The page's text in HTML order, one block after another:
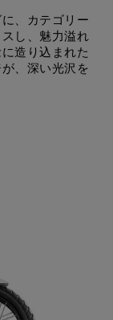
、カテゴリー
し、魅力溢れ
造り込まれた
、深い光沢を